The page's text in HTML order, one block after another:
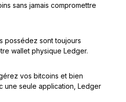
sans jamais compromettre
possédez sont toujours
wallet physique Ledger.
vos bitcoins et bien
une seule application, Ledger